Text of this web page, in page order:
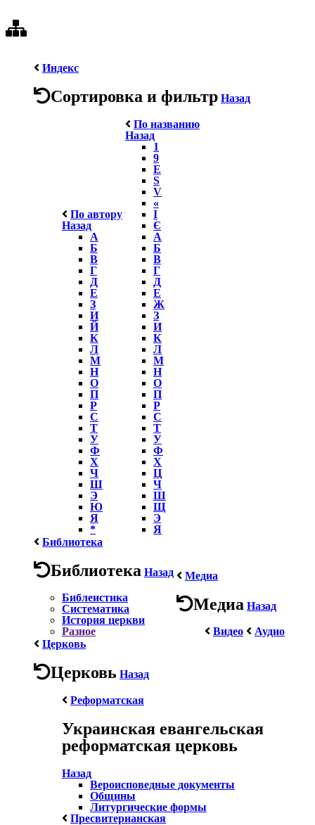
Индекс
Сортировка и фильтр Назад
По автору
Назад
А
Б
В
Г
Д
Е
З
И
Й
К
Л
М
Н
О
П
Р
С
Т
У
Ф
Х
Ч
Ш
Э
Ю
Я
*
По названию
Назад
1
9
E
S
V
«
І
Є
А
Б
В
Г
Д
Е
Ж
З
И
К
Л
М
Н
О
П
Р
С
Т
У
Ф
Х
Ц
Ч
Ш
Щ
Э
Я
Библиотека
Библиотека Назад
Библеистика
Систематика
История церкви
Разное
Медиа
Медиа Назад
Видео
Аудио
Церковь
Церковь Назад
Реформатская
Украинская евангельская
реформатская церковь
Назад
Вероисповедные документы
Общины
Литургические формы
Пресвитерианская